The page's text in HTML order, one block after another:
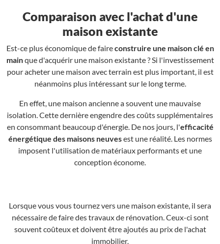
Comparaison avec l'achat d'une
maison existante
Est-ce plus économique de faireconstruire une maison clé en
mainque d'acquérir une maison existante ? Si l'investissement
pour acheter une maison avec terrain est plus important, il est
néanmoins plus intéressant sur le long terme.
En effet, une maison ancienne a souvent une mauvaise
isolation. Cette dernière engendre des coûts supplémentaires
en consommant beaucoup d'énergie. De nos jours, l'efficacité
énergétique des maisons neuvesest une réalité. Les normes
imposent l'utilisation de matériaux performants et une
conception économe.
Lorsque vous vous tournez vers une maison existante, il sera
nécessaire de faire des travaux de rénovation. Ceux-ci sont
souvent coûteux et doivent être ajoutés au prix de l'achat
immobilier.